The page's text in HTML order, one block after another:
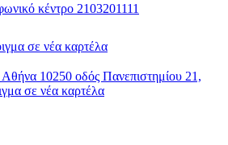
κέντρο 2103201111
σε νέα καρτέλα
Αθήνα 10250 οδός Πανεπιστημίου 21,
σε νέα καρτέλα